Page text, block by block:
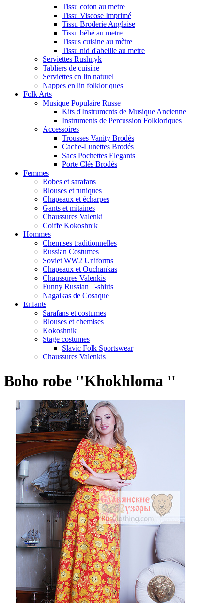
Tissu coton au metre
Tissu Viscose Imprimé
Tissu Broderie Anglaise
Tissu bébé au metre
Tissus cuisine au mètre
Tissu nid d'abeille au metre
Serviettes Rushnyk
Tabliers de cuisine
Serviettes en lin naturel
Nappes en lin folkloriques
Folk Arts
Musique Populaire Russe
Kits d'Instruments de Musique Ancienne
Instruments de Percussion Folkloriques
Accessoires
Trousses Vanity Brodés
Cache-Lunettes Brodés
Sacs Pochettes Elegants
Porte Clés Brodés
Femmes
Robes et sarafans
Blouses et tuniques
Chapeaux et écharpes
Gants et mitaines
Chaussures Valenki
Coiffe Kokoshnik
Hommes
Chemises traditionnelles
Russian Costumes
Soviet WW2 Uniforms
Chapeaux et Ouchankas
Chaussures Valenkis
Funny Russian T-shirts
Nagaikas de Cosaque
Enfants
Sarafans et costumes
Blouses et chemises
Kokoshnik
Stage costumes
Slavic Folk Sportswear
Chaussures Valenkis
Boho robe ''Khokhloma ''